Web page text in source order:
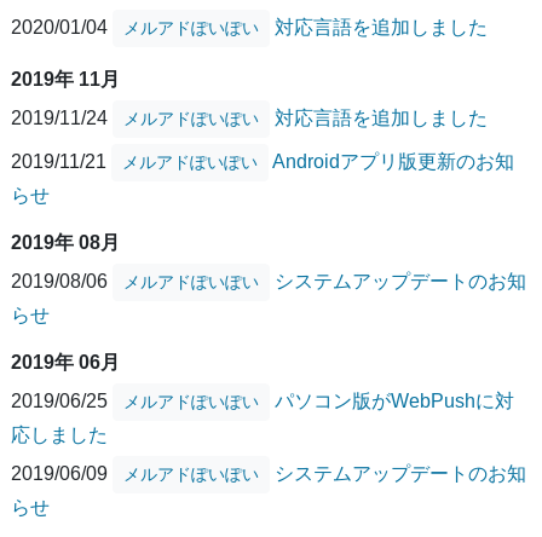
2020/01/04
メルアドぽいぽい 対応言語を追加しました
2019年 11月
2019/11/24
メルアドぽいぽい 対応言語を追加しました
2019/11/21 メルアドぽいぽい
Androidアプリ版更新のお知
らせ
2019年 08月
2019/08/06
メルアドぽいぽい
システムアップデートのお知
らせ
2019年 06月
2019/06/25
メルアドぽいぽい
パソコン版がWebPushに対
応しました
2019/06/09
メルアドぽいぽい
システムアップデートのお知
らせ